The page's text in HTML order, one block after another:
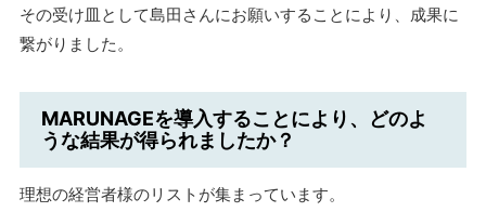
その受け皿として島田さんにお願いすることにより、成果に
繋がりました。
MARUNAGEを導入することにより、どのよ
うな結果が得られましたか？
理想の経営者様のリストが集まっています。